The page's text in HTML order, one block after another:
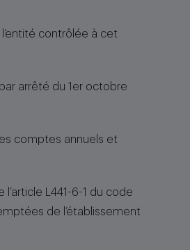
contrôlée à cet
arrêté du 1er octobre
comptes annuels et
L441-6-1 du code
de l’établissement